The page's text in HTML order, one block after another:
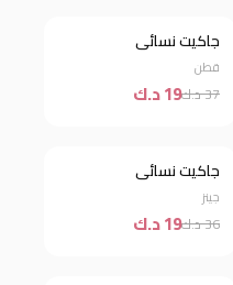
خصم 49%
جاكيت نسائي
قطن
37 د.ك 19 د.ك
خصم 47%
جاكيت نسائي
جينز
36 د.ك 19 د.ك